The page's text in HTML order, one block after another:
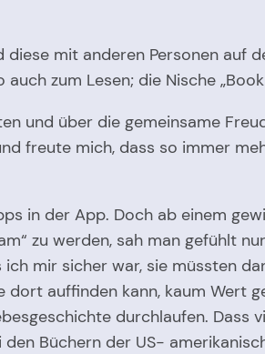
mit anderen Personen auf
zum Lesen; die Nische
und über die gemeinsame
freute mich, dass so immer
in der App. Doch ab einem
zu werden, sah man gefühlt
mir sicher war, sie müssten
auffinden kann, kaum Wert
durchlaufen. Dass
Büchern der US-